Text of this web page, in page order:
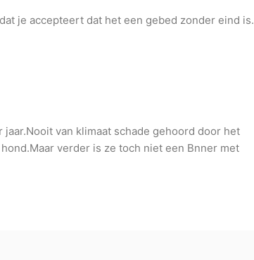
je accepteert dat het een gebed zonder eind is.
van klimaat schade gehoord door het
verder is ze toch niet een Bnner met